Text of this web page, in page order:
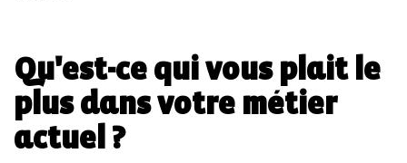
Qu'est-ce qui vous plait le
plus dans votre métier
actuel ?